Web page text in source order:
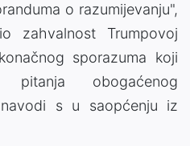
o razumijevanju",
zahvalnost Trumpovoj
sporazuma koji
pitanja obogaćenog
navodi s u saopćenju iz